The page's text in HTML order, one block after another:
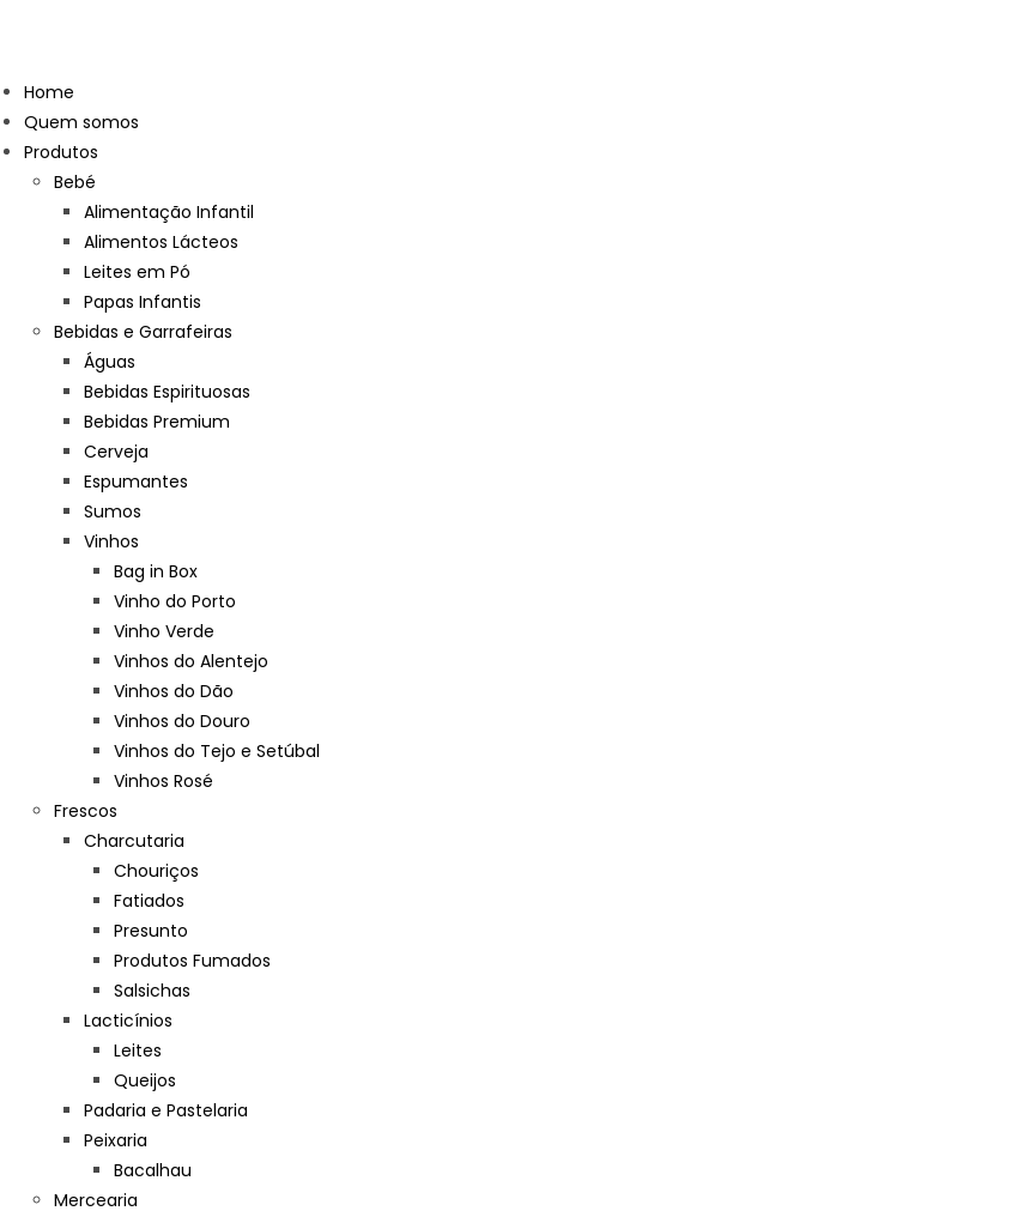
Home
Quem somos
Produtos
Bebé
Alimentação Infantil
Alimentos Lácteos
Leites em Pó
Papas Infantis
Bebidas e Garrafeiras
Águas
Bebidas Espirituosas
Bebidas Premium
Cerveja
Espumantes
Sumos
Vinhos
Bag in Box
Vinho do Porto
Vinho Verde
Vinhos do Alentejo
Vinhos do Dão
Vinhos do Douro
Vinhos do Tejo e Setúbal
Vinhos Rosé
Frescos
Charcutaria
Chouriços
Fatiados
Presunto
Produtos Fumados
Salsichas
Lacticínios
Leites
Queijos
Padaria e Pastelaria
Peixaria
Bacalhau
Mercearia